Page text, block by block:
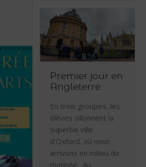
Premier jour en
Angleterre
En trois groupes, les
élèves sillonnent la
superbe ville
d’Oxford, où nous
arrivons en milieu de
matinée. Au